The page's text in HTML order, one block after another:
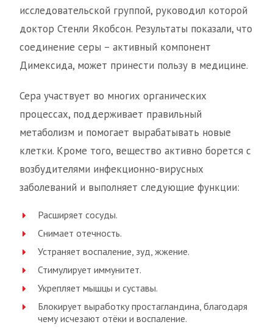
исследовательской группой, руководил которой
доктор Стенли Якобсон. Результаты показали, что
соединение серы – активный компонент
Димексида, может принести пользу в медицине.
Сера участвует во многих органических
процессах, поддерживает правильный
метаболизм и помогает вырабатывать новые
клетки. Кроме того, вещество активно борется с
возбудителями инфекционно-вирусных
заболеваний и выполняет следующие функции:
Расширяет сосуды.
Снимает отечность.
Устраняет воспаление, зуд, жжение.
Стимулирует иммунитет.
Укрепляет мышцы и суставы.
Блокирует выработку простагландина, благодаря
чему исчезают отёки и воспаление.